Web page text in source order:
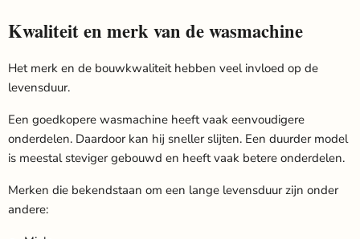
Kwaliteit en merk van de wasmachine
Het merk en de bouwkwaliteit hebben veel invloed op de
levensduur.
Een goedkopere wasmachine heeft vaak eenvoudigere
onderdelen. Daardoor kan hij sneller slijten. Een duurder model
is meestal steviger gebouwd en heeft vaak betere onderdelen.
Merken die bekendstaan om een lange levensduur zijn onder
andere: